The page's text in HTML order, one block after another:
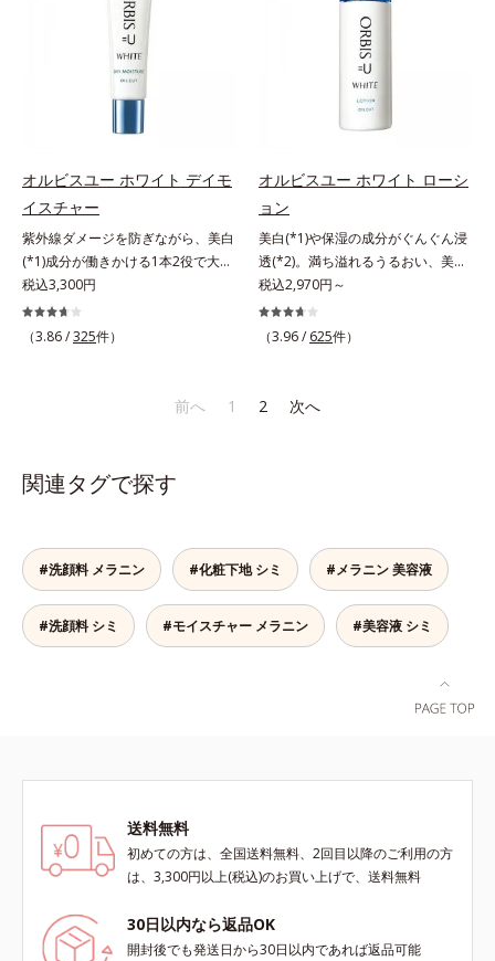
の輝きを生かして澄み渡る、輝き透
明肌を叶えます。L＝さっぱりタイ
プ（脂性肌～普通肌）M＝しっとり
タイプ（普通肌～乾性肌）*1 シ
ミ・ソバカスが肌表面にあらわれる
こと*2 メラニンの生成を抑え、シ
よる透明感のある肌*4 日本化粧品
業界で初めてメラニンの第三のルー
トに着目し、日本放射線影響学会第
53回大会で2010年10月に初めて発
表したこと*5 うるおいによる*6 メ
ラノサイトまで*7 L-アスコルビン
酸 2-グルコシド*8 L-アスコルビン
酸 2-グルコシド、パウダルコ樹皮エ
齢の関係に着目。点在するシミだけ
でなく、メラニンが蓄積しがちな年
齢肌の“メラニンメタボ(*2)”にアプ
ローチして、澄みわたる美肌を目指
します。*1 年齢を重ねた肌*2 メラ
ニンが過剰に生成する状態*3 メラ
を防ぐ*4 コラーゲン・トリペプチ
ド Ｆ
でなく、メラニンが蓄積しがちな年
齢肌の“メラニンメタボ(*2)”にアプ
ローチして、澄みわたる美肌を目指
します。*1 年齢を重ねた肌*2 メラ
ニンが過剰に生成する状態
オルビスユー ホワイト デイモ
イスチャー
紫外線ダメージを防ぎながら、美白
(*1)成分が働きかける1本2役で大人
の肌を守りぬく。若々しく透明感の
ある美肌を構成する要素と、年齢肌
(*2)のメラニン生成にアプローチし
ー」の理論を応用し、全方位的に肌
だけでなく、メラニンが蓄積しがち
な年齢肌の“メラニンメタボ(*3)”に
抑え、シミ・ソバカスを防ぐ*2 年
齢を重ねた肌*3 メラニンが過剰に
生成する状態
税込3,300円
（3.86 /325件）
オルビスユー ホワイト ローシ
ョン
美白(*1)や保湿の成分がぐんぐん浸
透(*2)。満ち溢れるうるおい、美肌
がやみつきに。若々しく透明感のあ
る美肌を構成する要素と、年齢肌
(*3)のメラニン生成にアプローチし
ー」の理論を応用し、全方位的に肌
抑え、シミ・ソバカスを防ぐ*2 角
層まで*3 年齢を重ねた肌*4 メラニ
ンが過剰に生成する状態
税込2,970円～
（3.96 / 625件）
前へ 1 2 次へ
関連タグで探す
#洗顔料 メラニン #化粧下地 シミ #メラニン 美容液
#洗顔料 シミ #モイスチャー メラニン #美容液 シミ
送料無料
初めての方は、全国送料無料、2回目以降のご利用の方
は、3,300円以上(税込)のお買い上げで、送料無料
30日以内なら返品OK
開封後でも発送日から30日以内であれば返品可能